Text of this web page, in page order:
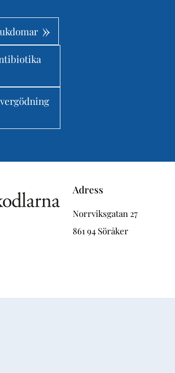
Adress
Norrviksgatan 27
861 94 Söråker